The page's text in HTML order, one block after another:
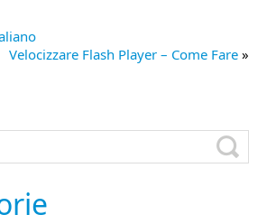
Velocizzare Flash Player – Come Fare »